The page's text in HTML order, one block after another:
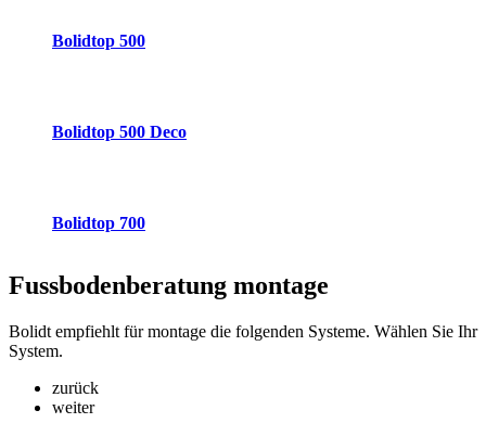
Bolidtop 500
Bolidtop 500 Deco
Bolidtop 700
Fussbodenberatung montage
Bolidt empfiehlt für montage die folgenden Systeme. Wählen Sie Ihr
System.
zurück
weiter